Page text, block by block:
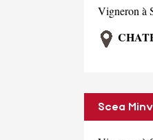
Vigneron à
Scea